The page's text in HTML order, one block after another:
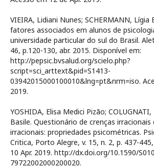
VIEIRA, Lidiani Nunes; SCHERMANN, Lígia
fatores associados em alunos de
universidade particular do sul do Brasil.
46, p.120-130, abr. 2015. Disponível em:
http://pepsic.bvsalud.org/scielo.php?
script=sci_arttext&pid=S1413-
03942015000100010&lng=pt&nrm=iso.
2019.
YOSHIDA, Elisa Medici Pizão;
Basile. Questionário de crenças irracionais
irracionais: propriedades psicométricas.
Critica, Porto Alegre, v. 15, n. 2, p. 437-
10 Apr. 2019. http://dx.doi.org/10.1590/
79722002000200020.